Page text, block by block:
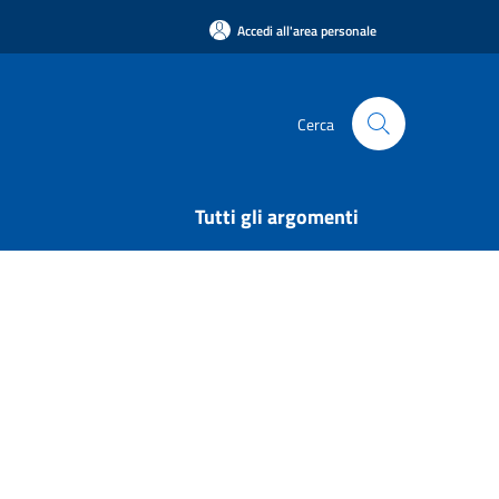
Accedi all'area personale
Cerca
Tutti gli argomenti